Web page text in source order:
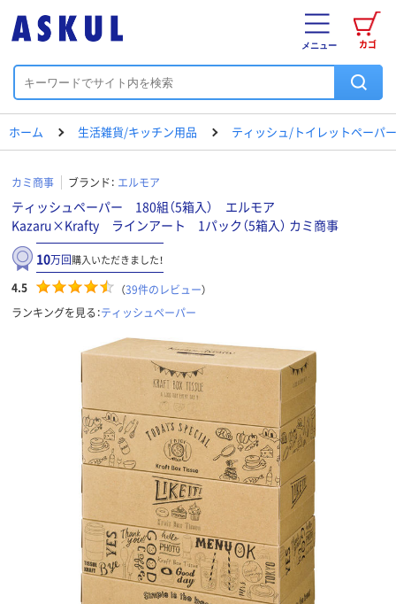
カゴ
メニュー
ホーム 生活雑貨/キッチン用品 ティッシュ/トイレットペーパ
カミ商事 ブランド： エルモア
ティッシュペーパー 180組（5箱入） エルモア
Kazaru×Krafty ラインアート 1パック（5箱入） カミ商事
10万回購入いただきました！
4.5 （39件のレビュー）
ランキングを見る：ティッシュペーパー